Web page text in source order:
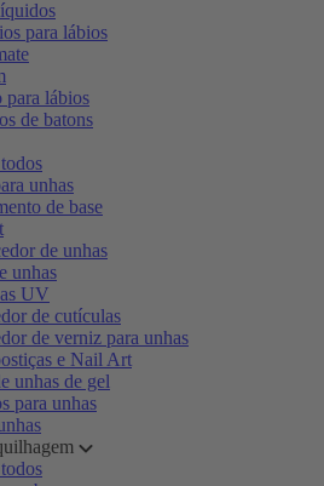
para lábios
para lábios
de batons
unhas
de base
de unhas
unhas
UV
de cutículas
de verniz para unhas
e Nail Art
unhas de gel
para unhas